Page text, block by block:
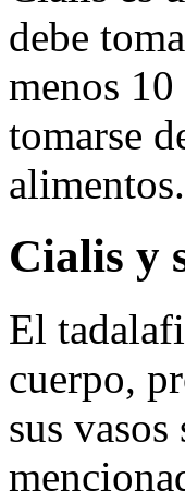
debe
menos
tomarse
alimentos.
Cialis y
El
cuerpo,
sus